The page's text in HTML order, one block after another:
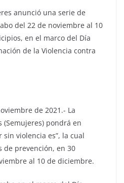
anunció una serie de
del 22 de noviembre al 10
en el marco del Día
de la Violencia contra
de 2021.- La
(Semujeres) pondrá en
sin violencia es”, la cual
de prevención, en 30
al 10 de diciembre.